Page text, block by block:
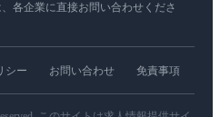
各企業に直接お問い合わせくださ
シー お問い合わせ 免責事項